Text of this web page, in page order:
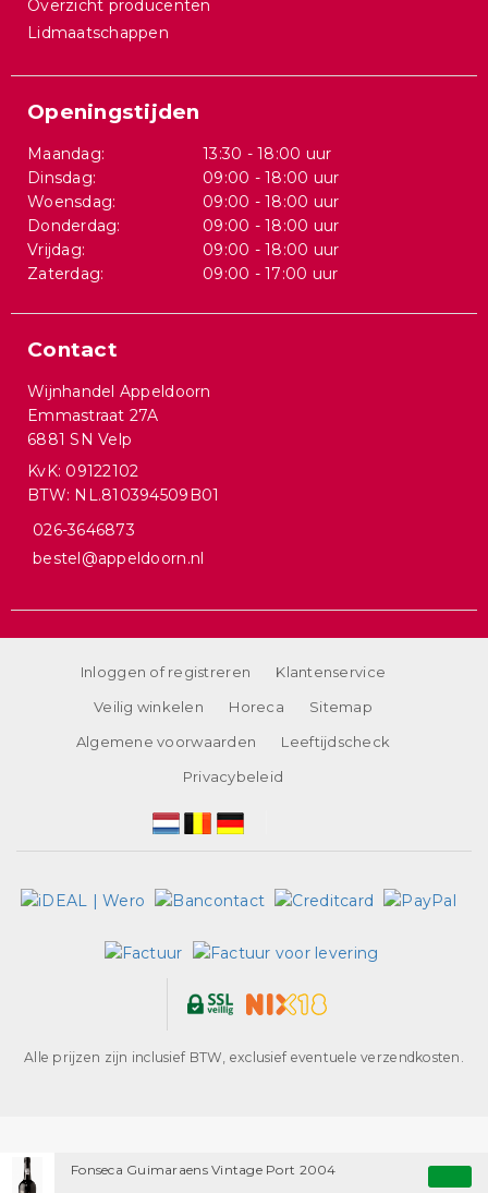
Fonseca Guimaraens Vintage Port 2004
Overzicht producenten
Lidmaatschappen
Openingstijden
Maandag:
13:30 - 18:00 uur
Dinsdag:
09:00 - 18:00 uur
Woensdag:
09:00 - 18:00 uur
Donderdag:
09:00 - 18:00 uur
Vrijdag:
09:00 - 18:00 uur
Zaterdag:
09:00 - 17:00 uur
Contact
Wijnhandel Appeldoorn
Emmastraat 27A
6881 SN Velp
KvK: 09122102
BTW: NL.810394509B01
026-3646873
bestel@appeldoorn.nl
Inloggen of registreren
Klantenservice
Veilig winkelen
Horeca
Sitemap
Algemene voorwaarden
Leeftijdscheck
Privacybeleid
Alle prijzen zijn inclusief BTW, exclusief eventuele verzendkosten.